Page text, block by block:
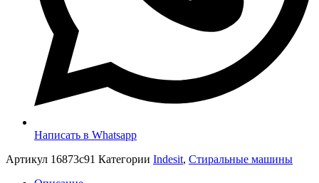
Написать в Whatsapp
Артикул 16873c91 Категории Indesit, Стиральные машины